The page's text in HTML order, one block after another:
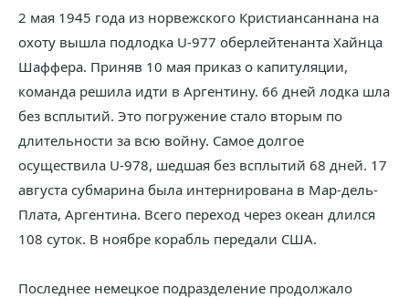
2 мая 1945 года из норвежского Кристиансаннана на
охоту вышла подлодка U-977 оберлейтенанта Хайнца
Шаффера. Приняв 10 мая приказ о капитуляции,
команда решила идти в Аргентину. 66 дней лодка шла
без всплытий. Это погружение стало вторым по
длительности за всю войну. Самое долгое
осуществила U-978, шедшая без всплытий 68 дней. 17
августа субмарина была интернирована в Мар-дель-
Плата, Аргентина. Всего переход через океан длился
108 суток. В ноябре корабль передали США.
Последнее немецкое подразделение продолжало